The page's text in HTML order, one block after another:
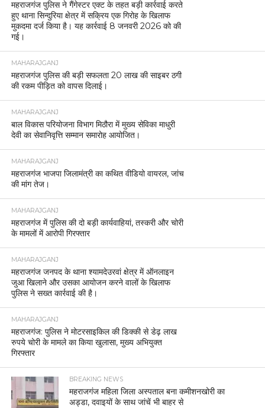
महराजगंज पुलिस ने गैंगेस्टर एक्ट के तहत बड़ी कार्रवाई करते
हुए थाना सिन्दुरिया क्षेत्र में सक्रिय एक गिरोह के खिलाफ
मुकदमा दर्ज किया है। यह कार्रवाई 8 जनवरी 2026 को की
गई।
MAHARAJGANJ
महराजगंज पुलिस की बड़ी सफलता 20 लाख की साइबर ठगी
की रकम पीड़ित को वापस दिलाई।
MAHARAJGANJ
बाल विकास परियोजना विभाग मिठौरा में मुख्य सेविका माधुरी
देवी का सेवानिवृत्ति सम्मान समारोह आयोजित।
MAHARAJGANJ
महराजगंज भाजपा जिलामंत्री का कथित वीडियो वायरल, जांच
की मांग तेज।
MAHARAJGANJ
महराजगंज में पुलिस की दो बड़ी कार्यवाहियां, तस्करी और चोरी
के मामलों में आरोपी गिरफ्तार
MAHARAJGANJ
महराजगंज जनपद के थाना श्यामदेउरवां क्षेत्र में ऑनलाइन
जुआ खिलाने और उसका आयोजन करने वालों के खिलाफ
पुलिस ने सख्त कार्रवाई की है।
MAHARAJGANJ
महराजगंज: पुलिस ने मोटरसाइकिल की डिक्की से डेढ़ लाख
रुपये चोरी के मामले का किया खुलासा, मुख्य अभियुक्त
गिरफ्तार
BREAKING NEWS
महराजगंज महिला जिला अस्पताल बना कमीशनखोरी का
अड्डा, दवाइयों के साथ जांचें भी बाहर से